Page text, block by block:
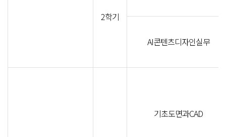
2학기
AI콘텐츠디자인실무
기초도면과CAD